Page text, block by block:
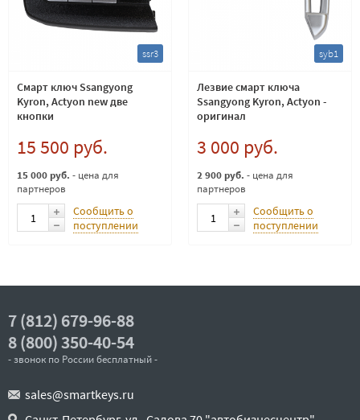
ssr3
Смарт ключ Ssangyong
Kyron, Actyon new две
кнопки
15 500 руб.
15 000 руб. - цена для
партнеров
Сообщить о
поступлении
syb1
Лезвие смарт ключа
Ssangyong Kyron, Actyon -
оригинал
3 000 руб.
2 900 руб. - цена для
партнеров
Сообщить о
поступлении
7 (812) 679-96-88
8 (800) 350-40-54
- звонок по России бесплатный -
sales@smartkeys.ru